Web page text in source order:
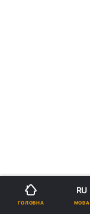
ГОЛОВНА
RU
МОВА